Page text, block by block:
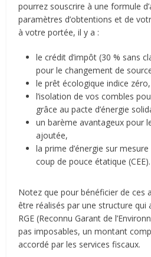
pourrez souscrire à une formule
paramètres d’obtentions et de
à votre portée, il y a :
le crédit d’impôt (30 % sans
pour le changement de
le prêt écologique indice zéro,
l’isolation de vos combles
grâce au pacte d’énergie
un barème avantageux pour
ajoutée,
la prime d’énergie sur
coup de pouce étatique (CEE).
Notez que pour bénéficier de ces
être réalisés par une structure qui
RGE (Reconnu Garant de
pas imposables, un montant
accordé par les services fiscaux.